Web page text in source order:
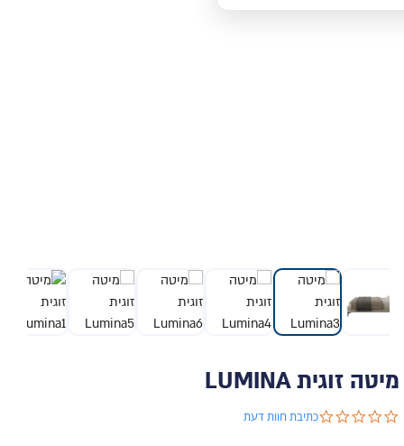
מיטה זוגית LUMINA
0.0 star rating
כתיבת חוות דעת